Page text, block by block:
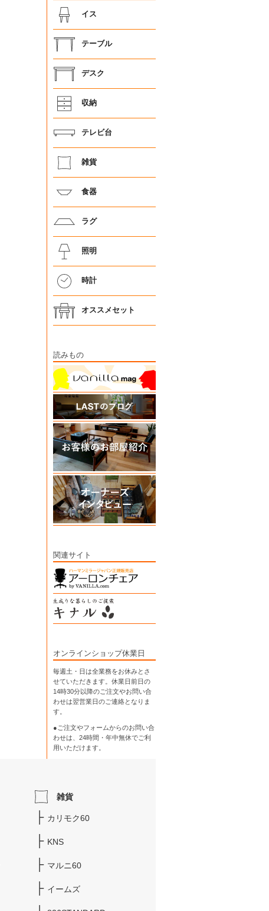
イス
テーブル
デスク
収納
テレビ台
雑貨
食器
ラグ
照明
時計
オススメセット
読みもの
関連サイト
オンラインショップ休業日
毎週土・日は全業務をお休みとさ
せていただきます。休業日前日の
14時30分以降のご注文やお問い合
わせは翌営業日のご連絡となりま
す。
●ご注文やフォームからのお問い合
わせは、 24時間・年中無休でご利
用いただけます。
雑貨
カリモク60
KNS
マルニ60
イームズ